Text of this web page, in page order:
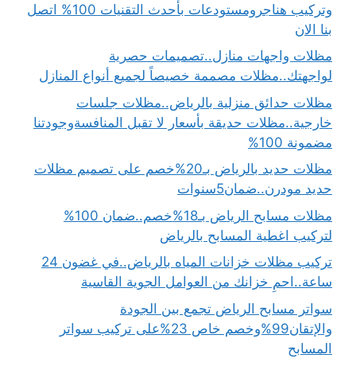
وتركيب هناجرومستودعات بأحدث التقنيات 100% اتصل
بنا الان
مظلات واجهات منازل..تصميمات حصرية
لواجهتك..مظلات مصممة خصيصاً لجميع أنواع المنازل
مظلات حدائق منزلية بالرياض..مظلات جلسات
خارجية..مظلات حديقة بأسعار لا تقبل المنافسةوجودتنا
مضمونة 100%
مظلات حديد بالرياض بـ20%خصم على تصميم مظلات
حديد مودرن..ضمان5سنوات
مظلات مسابح الرياض بـ18%خصم..ضمان 100%
لتركيب اغطية المسابح بالرياض
تركيب مظلات خزانات المياه بالرياض..في غضون 24
ساعة..احمِ خزانك من العوامل الجوية القاسية
سواتر مسابح الرياض تجمع بين الجودة
والإتقان99%وخصم خاص 23%على تركيب سواتر
المسابح